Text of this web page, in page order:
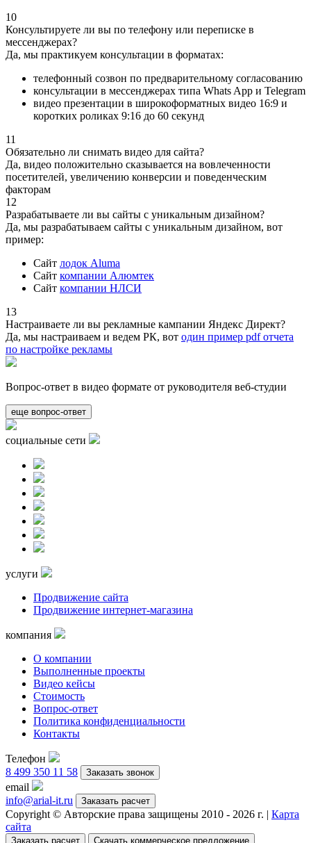
10
Консультируете ли вы по телефону или переписке в
мессенджерах?
Да, мы практикуем консультации в форматах:
телефонный созвон по предварительному согласованию
консультации в мессенджерах типа Whats App и Telegram
видео презентации в широкоформатных видео 16:9 и
коротких роликах 9:16 до 60 секунд
11
Обязательно ли снимать видео для сайта?
Да, видео положительно сказывается на вовлеченности
посетителей, увеличению конверсии и поведенческим
факторам
12
Разрабатываете ли вы сайты с уникальным дизайном?
Да, мы разрабатываем сайты с уникальным дизайном, вот
пример:
Сайт лодок Aluma
Сайт компании Алюмтек
Сайт компании НЛСИ
13
Настраиваете ли вы рекламные кампании Яндекс Директ?
Да, мы настраиваем и ведем РК, вот один пример pdf отчета
по настройке рекламы
Вопрос-ответ в видео формате от руководителя веб-студии
еще вопрос-ответ
социальные сети
услуги
Продвижение сайта
Продвижение интернет-магазина
компания
О компании
Выполненные проекты
Видео кейсы
Стоимость
Вопрос-ответ
Политика конфиденциальности
Контакты
Телефон
8 499 350 11 58
Заказать звонок
email
info@arial-it.ru
Заказать расчет
Copyright © Авторские права защищены 2010 - 2026 г. | Карта
сайта
Заказать расчет Скачать коммерческое предложение